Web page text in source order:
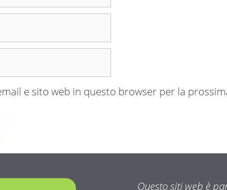
e sito web in questo browser per la
Questo siti web è